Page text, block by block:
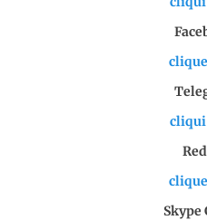
Skype